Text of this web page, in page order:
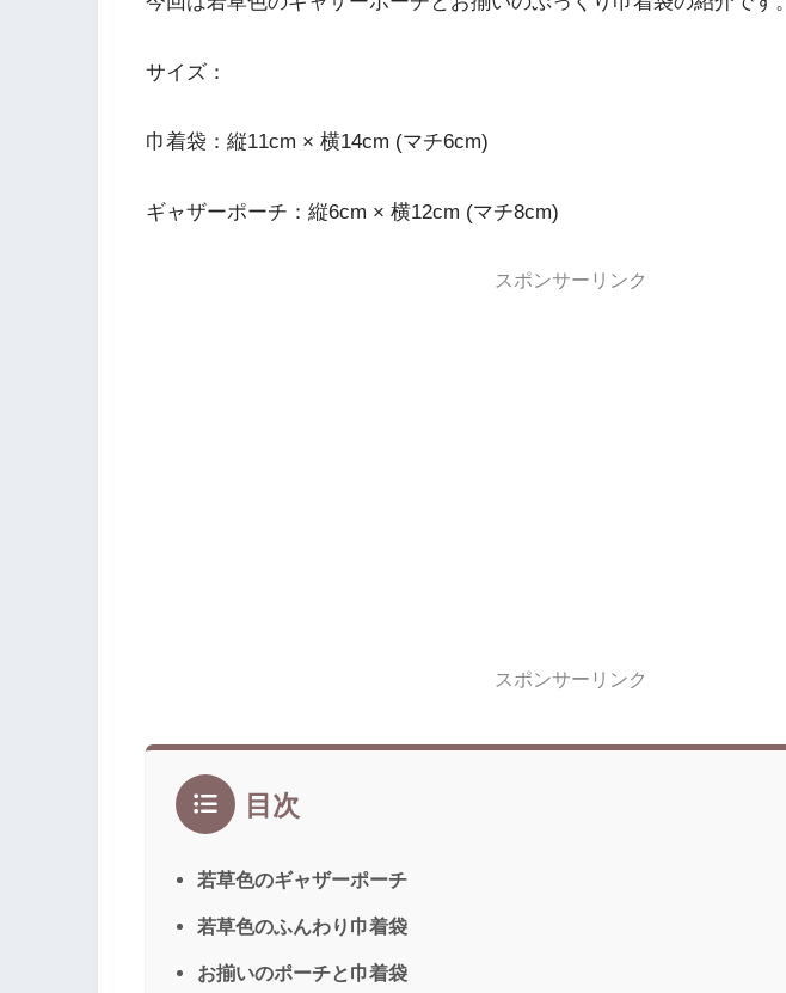
サイズ：
巾着袋：縦11cm × 横14cm (マチ6cm)
ギャザーポーチ：縦6cm × 横12cm (マチ8cm)
スポンサーリンク
スポンサーリンク
目次
若草色のギャザーポーチ
若草色のふんわり巾着袋
お揃いのポーチと巾着袋